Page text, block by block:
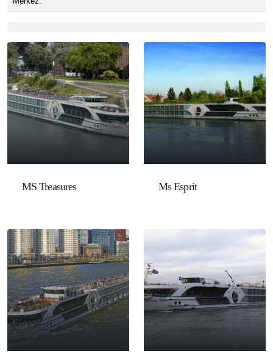
MS Treasures Ms Esprit